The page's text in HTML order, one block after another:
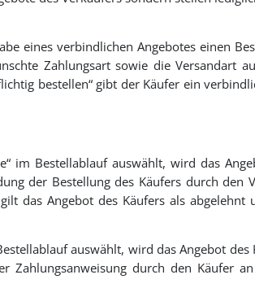
eines verbindlichen Angebotes einen
Zahlungsart sowie die Versandart
bestellen“ gibt der Käufer ein
im Bestellablauf auswählt, wird das
der Bestellung des Käufers durch den
das Angebot des Käufers als
auswählt, wird das Angebot
Zahlungsanweisung durch den Käufer